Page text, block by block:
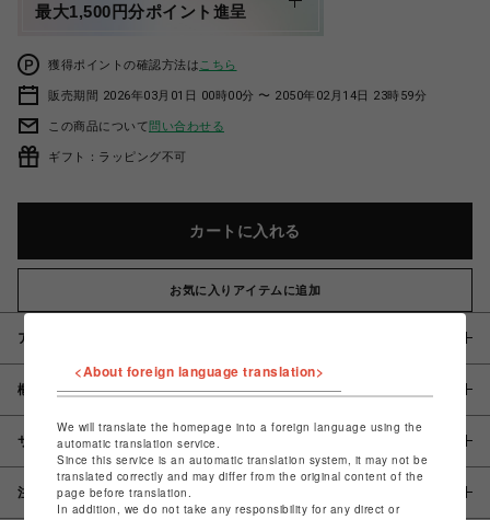
最大1,500円分ポイント進呈
獲得ポイントの確認方法は こちら
販売期間 2026年03月01日 00時00分 〜 2050年02月14日 23時59分
この商品について問い合わせる
ギフト：ラッピング不可
カートに入れる
お気に入りアイテムに追加
アイテム説明 / 素材
概要
サイズ
注意事項
<About foreign language translation>
We will translate the homepage into a foreign language using the
automatic translation service.
Since this service is an automatic translation system, it may not be
translated correctly and may differ from the original content of the
page before translation.
In addition, we do not take any responsibility for any direct or